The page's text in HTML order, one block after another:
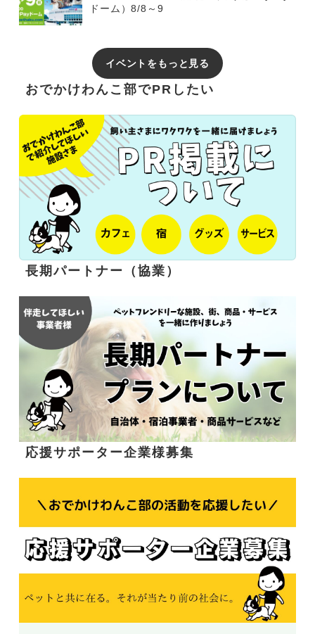
ドーム）8/8～9
イベントをもっと見る
おでかけわんこ部でPRしたい
長期パートナー（協業）
応援サポーター企業様募集